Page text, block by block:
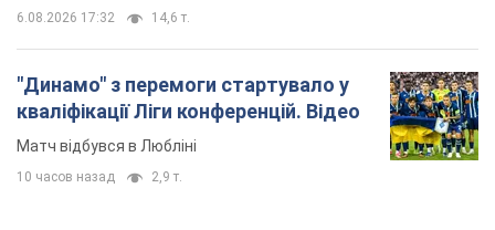
6.08.2026 17:32 14,6 т.
"Динамо" з перемоги стартувало у
кваліфікації Ліги конференцій. Відео
Матч відбувся в Любліні
10 часов назад 2,9 т.